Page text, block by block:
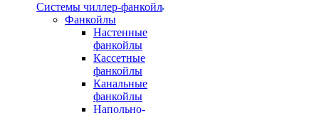
Системы чиллер-фанкойл
Фанкойлы
Настенные
фанкойлы
Кассетные
фанкойлы
Канальные
фанкойлы
Напольно-